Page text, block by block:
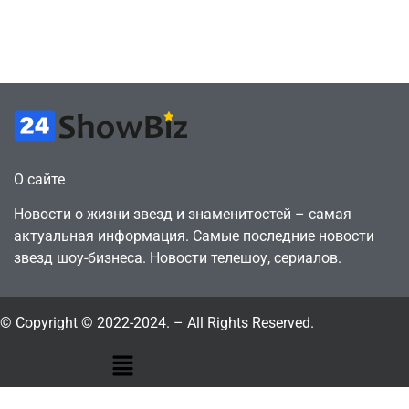
О сайте
Новости о жизни звезд и знаменитостей – самая
актуальная информация. Самые последние новости
звезд шоу-бизнеса. Новости телешоу, сериалов.
© Copyright © 2022-2024. – All Rights Reserved.